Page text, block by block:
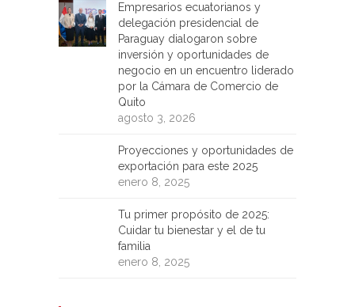
Empresarios ecuatorianos y
delegación presidencial de
Paraguay dialogaron sobre
inversión y oportunidades de
negocio en un encuentro liderado
por la Cámara de Comercio de
Quito
agosto 3, 2026
Proyecciones y oportunidades de
exportación para este 2025
enero 8, 2025
Tu primer propósito de 2025:
Cuidar tu bienestar y el de tu
familia
enero 8, 2025